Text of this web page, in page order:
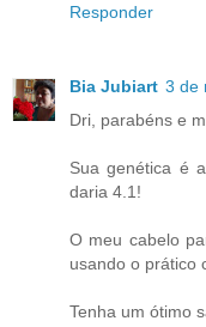
Responder
Bia Jubiart 3 de
Dri, parabéns e
Sua genética é
daria 4.1!
O meu cabelo
usando o prático
Tenha um ótimo